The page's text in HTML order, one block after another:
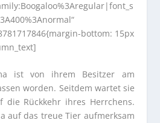
bottom: 15px
ist von ihrem Besitzer am
worden. Seitdem wartet sie
die Rückkehr ihres Herrchens.
auf das treue Tier aufmerksam